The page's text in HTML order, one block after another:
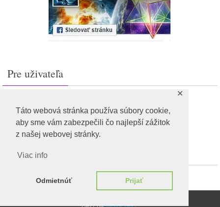
Táto webová stránka používa súbory cookie,
aby sme vám zabezpečili čo najlepší zážitok
z našej webovej stránky.
Viac info
Odmietnúť Prijať
✕
Pre uživateľa
Feed záznamov
RSS feed komentárov
WordPress.org